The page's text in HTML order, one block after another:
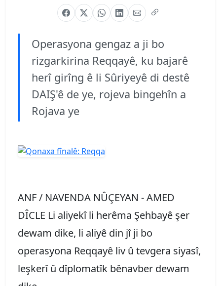
Operasyona gengaz a ji bo
rizgarkirina Reqqayê, ku bajarê
herî girîng ê li Sûriyeyê di destê
DAIŞ'ê de ye, rojeva bingehîn a
Rojava ye
ANF / NAVENDA NÛÇEYAN - AMED
DÎCLE Li aliyekî li herêma Şehbayê şer
dewam dike, li aliyê din jî ji bo
operasyona Reqqayê liv û tevgera siyasî,
leşkerî û dîplomatîk bênavber dewam